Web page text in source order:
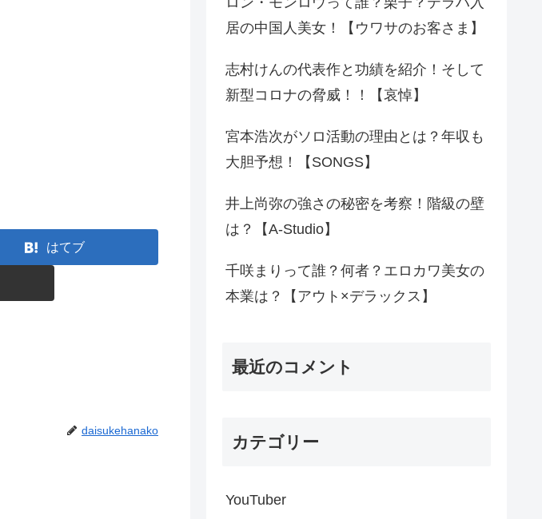
はてブ
daisukehanako
居の中国人美女！【ウワサのお客さま】
志村けんの代表作と功績を紹介！そして
新型コロナの脅威！！【哀悼】
宮本浩次がソロ活動の理由とは？年収も
大胆予想！【SONGS】
井上尚弥の強さの秘密を考察！階級の壁
は？【A-Studio】
千咲まりって誰？何者？エロカワ美女の
本業は？【アウト×デラックス】
最近のコメント
カテゴリー
YouTuber